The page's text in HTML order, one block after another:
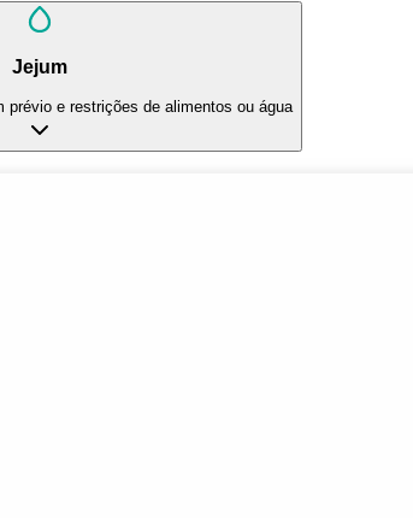
Jejum
prévio e restrições de alimentos ou água